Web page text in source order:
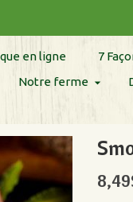
en ligne 7
Notre ferme
8,49